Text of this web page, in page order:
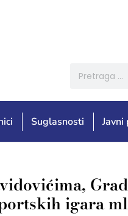
Suglasnosti Javni
igara